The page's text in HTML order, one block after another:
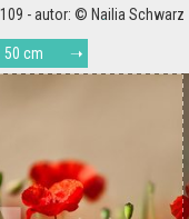
- autor: © Nailia Schwarz
50 cm